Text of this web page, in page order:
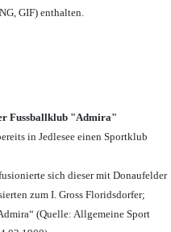
GIF) enthalten.
Fussballklub "Admira"
in Jedlesee einen Sportklub
sich dieser mit Donaufelder
zum I. Gross Floridsdorfer;
(Quelle: Allgemeine Sport